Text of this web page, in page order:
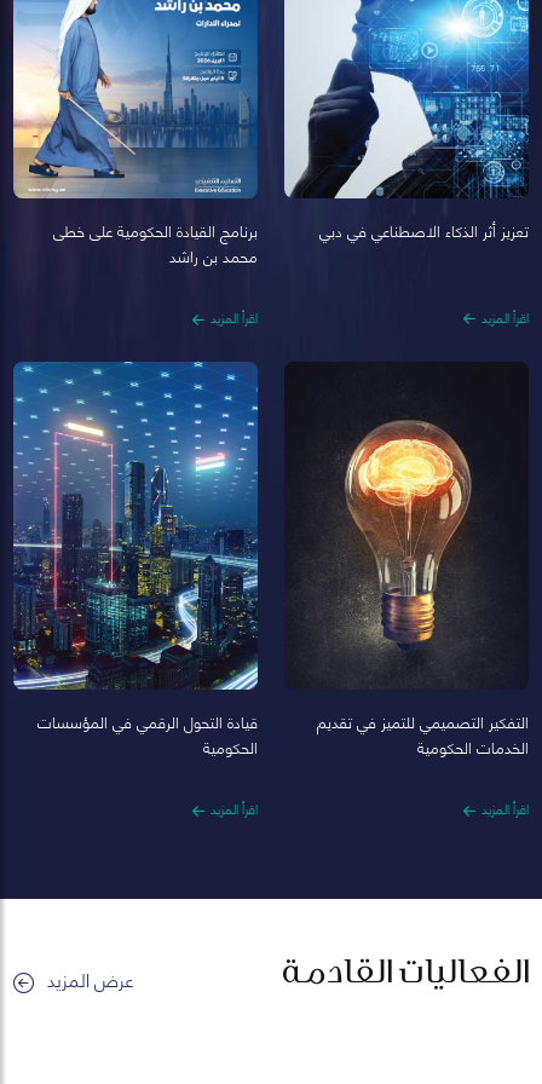
تعزيز أثر الذكاء الاصطناعي في دبي
اقرأ المزيد
برنامج القيادة الحكومية على خطى
محمد بن راشد
اقرأ المزيد
التفكير التصميمي للتميز في تقديم
الخدمات الحكومية
اقرأ المزيد
قيادة التحول الرقمي في المؤسسات
الحكومية
اقرأ المزيد
الفعاليات القادمة عرض المزيد